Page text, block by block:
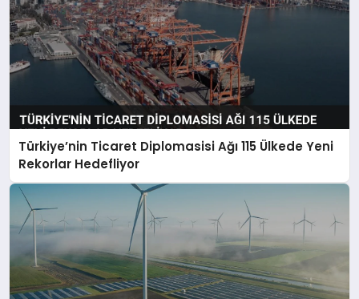
Türkiye’nin Ticaret Diplomasisi Ağı 115 Ülkede Yeni
Rekorlar Hedefliyor